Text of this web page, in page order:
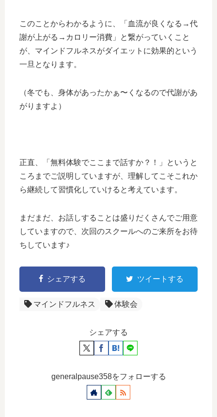
このことからわかるように、「血流が良くなる→代
謝が上がる→カロリー消費」と繋がっていくこと
が、マインドフルネスがダイエットに効果的という
一旦となります。
（冬でも、身体があったかぁ〜くなるので代謝があ
がりますよ）
正直、「無料体験でここまで話すか？！」というと
ころまでご説明していますが、理解してこそこれか
ら継続して習慣化していけると考えています。
まだまだ、お話しすることは盛りだくさんでご用意
していますので、次回のスクールへのご来所をお待
ちしています♪
シェアする ツイートする
マインドフルネス 体験会
シェアする
generalpause358をフォローする